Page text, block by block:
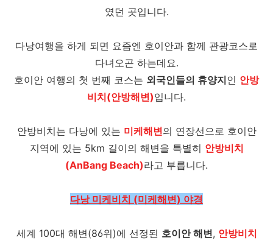
였던 곳입니다.
다낭여행을 하게 되면 요즘엔 호이안과 함께 관광코스로
다녀오곤 하는데요.
호이안 여행의 첫 번째 코스는 외국인들의 휴양지인 안방
비치(안방해변)입니다.
안방비치는 다낭에 있는 미케해변의 연장선으로 호이안
지역에 있는 5km 길이의 해변을 특별히 안방비치
(AnBang Beach)라고 부릅니다.
다낭 미케비치 (미케해변) 야경
세계 100대 해변(86위)에 선정된 호이안 해변, 안방비치